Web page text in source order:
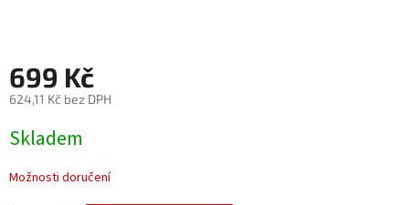
699 Kč
624,11 Kč bez DPH
cena:
Skladem
Možnosti doručení